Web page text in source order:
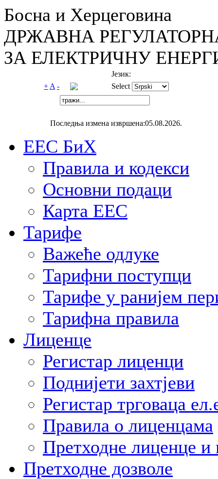
Босна и Херцеговина
ДРЖАВНА
ЗА ЕЛЕКТРИЧНУ
Језик:
+ A - Select
Последња измена извршена:05.08.2026.
ЕЕС БиХ
Правила и кодекси
Основни подаци
Карта ЕЕС
Тарифе
Важеће одлуке
Тарифни поступци
Тарифе у ранијем
Тарифна правила
Лиценце
Регистар лиценци
Поднијети захтјеви
Регистар трговаца
Правила о лиценцама
Претходне лиценце и
Претходне дозволе